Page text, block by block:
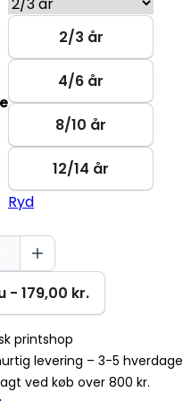
2/3 år
4/6 år
8/10 år
12/14 år
Ryd
- 179,00 kr.
printshop
levering – 3-5 hverdage
ved køb over 800 kr.